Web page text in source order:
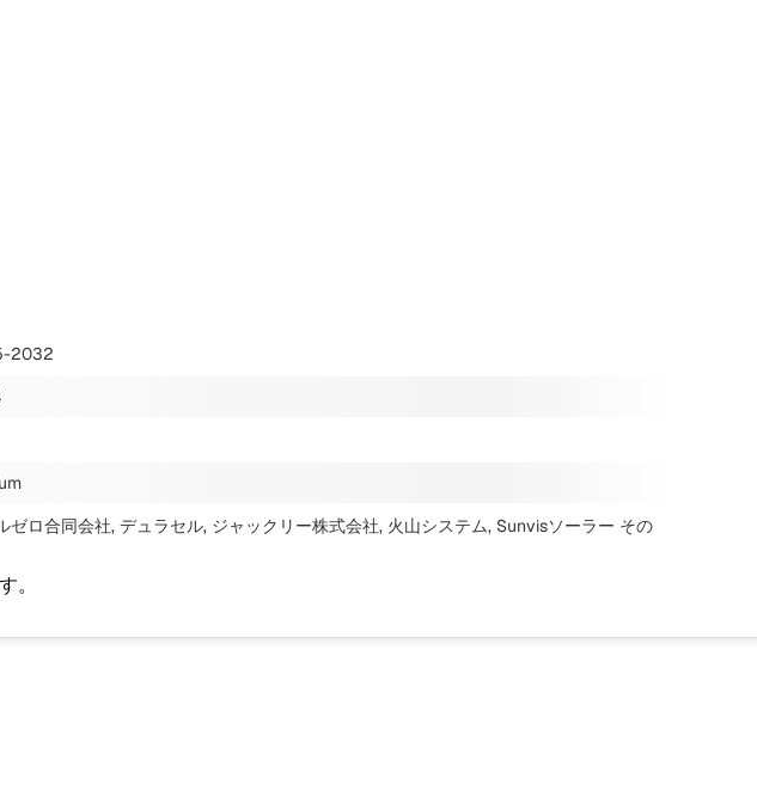
2032
ゼロ合同会社, デュラセル, ジャックリー株式会社, 火山システム, Sunvisソーラー その
。